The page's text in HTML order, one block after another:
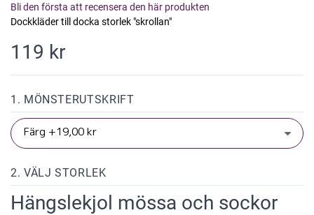
Bli den första att recensera den här produkten
Dockkläder till docka storlek "skrollan"
119 kr
1. MÖNSTERUTSKRIFT
2. VÄLJ STORLEK
Hängslekjol mössa och sockor